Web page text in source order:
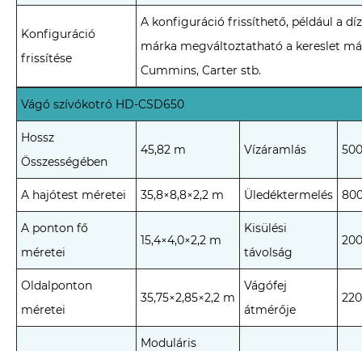
Konfiguráció
frissítése
A konfiguráció frissíthető, például a
márka megváltoztatható a kereslet
Cummins, Carter stb.
Vágó szívókotró HD-CSD650
Hossz
Összességében
45,82 m Vízáramlás
A hajótest méretei 35,8×8,8×2,2 m Üledéktermelés
A ponton fő
méretei
15,4×4,0×2,2 m
Kisülési
távolság
Oldalponton
méretei
35,75×2,85×2,2 m
Vágófej
átmérője
Moduláris